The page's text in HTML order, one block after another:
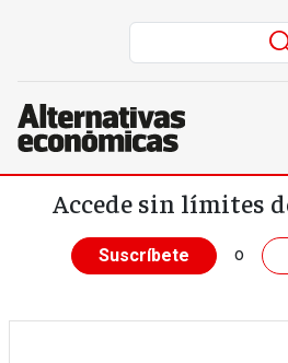
Pasar al contenido principal
Accede sin límites
Suscríbete o